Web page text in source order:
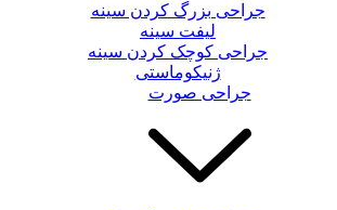
جراحی بزرگ کردن سینه
لیفت سینه
جراحی کوچک کردن سینه
ژنیکوماستی
جراحی صورت